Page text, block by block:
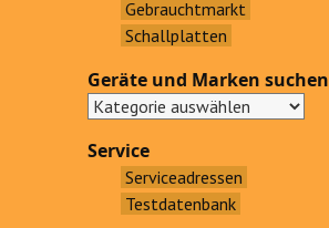
h
Gebrauchtmarkt
Schallplatten
Geräte und Marken suchen
Service
Serviceadressen
Testdatenbank